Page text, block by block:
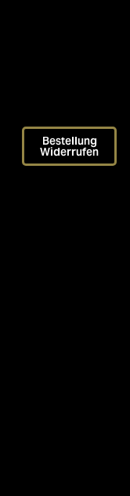
Bestellung
Widerrufen